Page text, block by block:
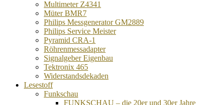
Multimeter Z4341
Müter BMR7
Philips Messgenerator GM2889
Philips Service Meister
Pyramid CRA-1
Röhrenmessadapter
Signalgeber Eigenbau
Tektronix 465
Widerstandsdekaden
Lesestoff
Funkschau
FUNKSCHAU – die 20er und 30er Jahre